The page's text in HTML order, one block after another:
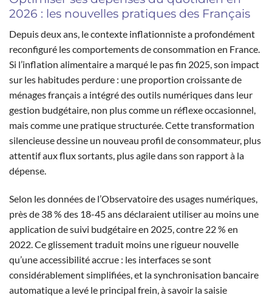
2026 : les nouvelles pratiques des Français
Depuis deux ans, le contexte inflationniste a profondément
reconfiguré les comportements de consommation en France.
Si l’inflation alimentaire a marqué le pas fin 2025, son impact
sur les habitudes perdure : une proportion croissante de
ménages français a intégré des outils numériques dans leur
gestion budgétaire, non plus comme un réflexe occasionnel,
mais comme une pratique structurée. Cette transformation
silencieuse dessine un nouveau profil de consommateur, plus
attentif aux flux sortants, plus agile dans son rapport à la
dépense.
Selon les données de l’Observatoire des usages numériques,
près de 38 % des 18-45 ans déclaraient utiliser au moins une
application de suivi budgétaire en 2025, contre 22 % en
2022. Ce glissement traduit moins une rigueur nouvelle
qu’une accessibilité accrue : les interfaces se sont
considérablement simplifiées, et la synchronisation bancaire
automatique a levé le principal frein, à savoir la saisie